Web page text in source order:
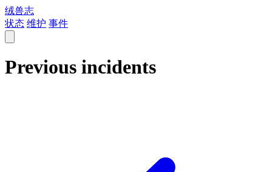
绒兽志
状态 维护 事件
Previous incidents